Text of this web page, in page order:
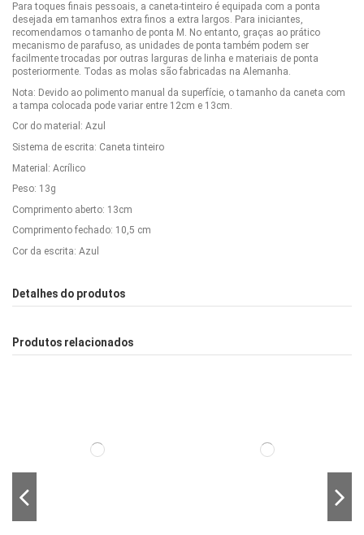
Para toques finais pessoais, a caneta-tinteiro é equipada com a ponta
desejada em tamanhos extra finos a extra largos. Para iniciantes,
recomendamos o tamanho de ponta M. No entanto, graças ao prático
mecanismo de parafuso, as unidades de ponta também podem ser
facilmente trocadas por outras larguras de linha e materiais de ponta
posteriormente. Todas as molas são fabricadas na Alemanha.
Nota: Devido ao polimento manual da superfície, o tamanho da caneta com
a tampa colocada pode variar entre 12cm e 13cm.
Cor do material: Azul
Sistema de escrita: Caneta tinteiro
Material: Acrílico
Peso: 13g
Comprimento aberto: 13cm
Comprimento fechado: 10,5 cm
Cor da escrita: Azul
Detalhes do produtos
Produtos relacionados